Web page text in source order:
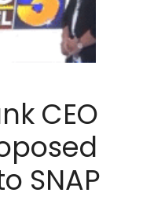
CEO
SNAP